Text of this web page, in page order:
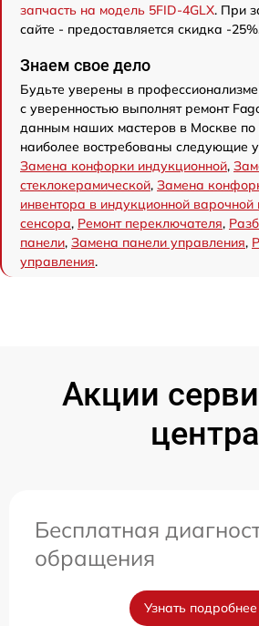
запчасть на модель 5FID-4GLX. При
сайте - предоставляется скидка -
Знаем свое дело
Будьте уверены в
с уверенностью выполнят ремонт
данным наших мастеров в Москве по
наиболее востребованы следующие
Замена конфорки индукционной,
стеклокерамической, Замена
инвентора в индукционной варочной
сенсора, Ремонт переключателя,
панели, Замена панели управления,
управления.
Акции
центра
Бесплатная
обращения
Узнать подробнее